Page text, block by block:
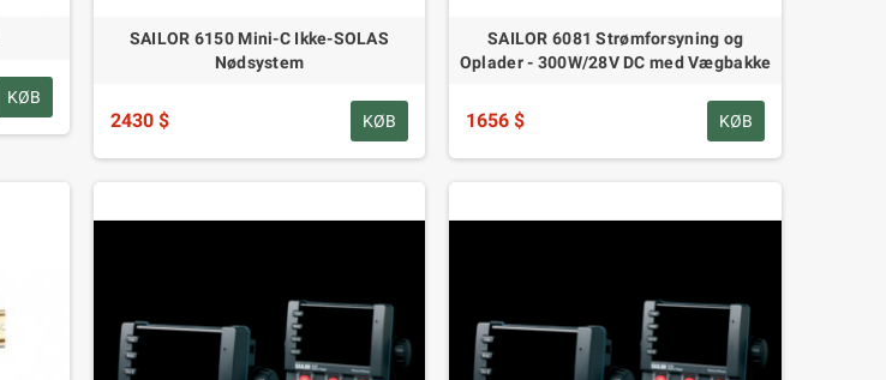
KØB
SAILOR 6150 Mini-C Ikke-SOLAS
Nødsystem
2430 $ KØB
SAILOR 6081 Strømforsyning og
Oplader - 300W/28V DC med Vægbakke
1656 $ KØB